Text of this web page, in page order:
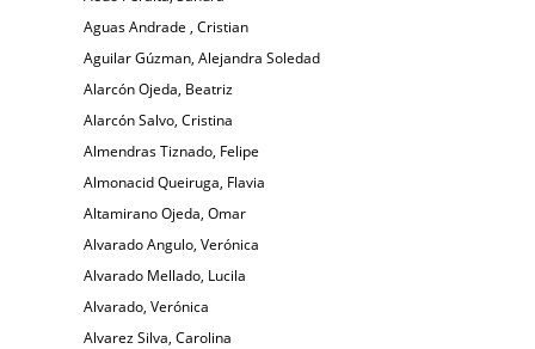
Aguas Andrade , Cristian
Aguilar Gúzman, Alejandra Soledad
Alarcón Ojeda, Beatriz
Alarcón Salvo, Cristina
Almendras Tiznado, Felipe
Almonacid Queiruga, Flavia
Altamirano Ojeda, Omar
Alvarado Angulo, Verónica
Alvarado Mellado, Lucila
Alvarado, Verónica
Alvarez Silva, Carolina